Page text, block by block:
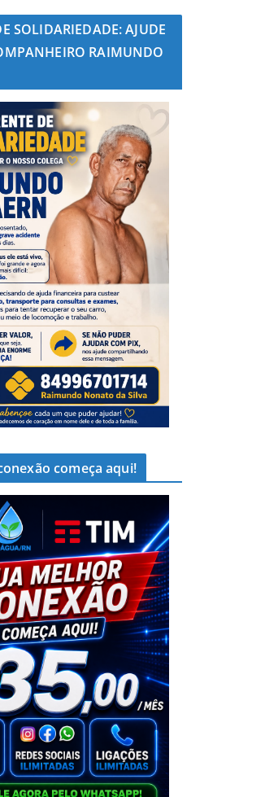
SOLIDARIEDADE: AJUDE
RAIMUNDO
começa aqui!